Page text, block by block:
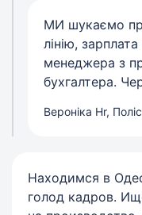
МИ шукаємо
лінію,
менеджера з
бухгалтера.
Вероніка Hr,
Находимся в
голод кадров.